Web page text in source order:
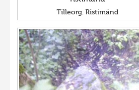
Hiite kuvavõistlus 2020
Hiite kuvavõistlus 2020 lisa
Liikuvad kuvad 2020
Hiite kuvavõistlus 2019
Hiite kuvavõistlus 2018
Tilleorg. Ristimänd